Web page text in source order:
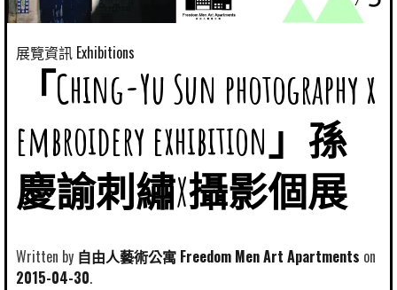
展覽資訊 Exhibitions
「Ching-Yu Sun photography x
embroidery exhibition」孫
慶諭刺繡X攝影個展
Written by 自由人藝術公寓 Freedom Men Art Apartments
2015-04-30